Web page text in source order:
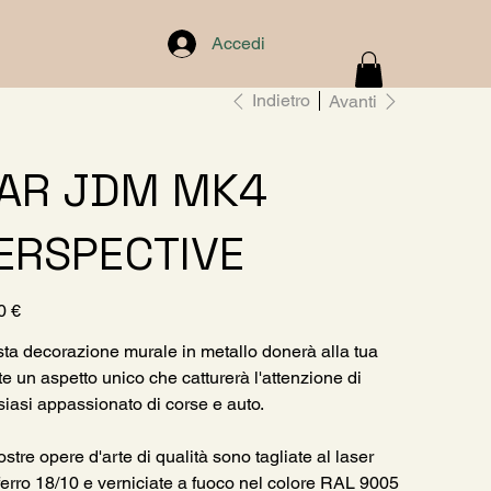
Accedi
Indietro Avanti
JDM MK4
€
decorazione murale in metallo donerà alla tua
un aspetto unico che catturerà l'attenzione di
appassionato di corse e auto.
opere d'arte di qualità sono tagliate al laser
18/10 e verniciate a fuoco nel colore RAL 9005